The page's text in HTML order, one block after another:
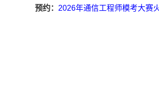
预约： 2026年通信工程师模考大赛